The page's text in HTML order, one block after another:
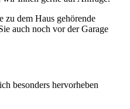
zu dem Haus gehörende
auch noch vor der Garage
besonders hervorheben